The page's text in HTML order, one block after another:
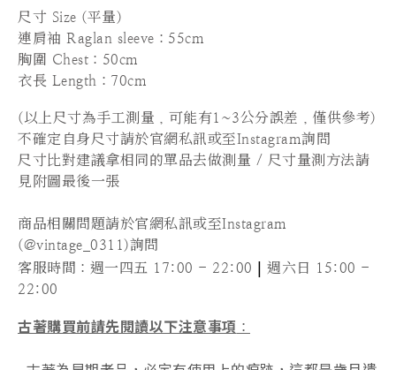
尺寸 Size (平量)
連肩袖 Raglan sleeve：55cm
胸圍 Chest ：50cm
衣長 Length：70cm
(以上尺寸為手工測量，可能有1~3公分誤差，僅供參考)
不確定自身尺寸請於官網私訊或至Instagram詢問
尺寸比對建議拿相同的單品去做測量 / 尺寸量測方法請
見附圖最後一張
商品相關問題請於官網私訊或至Instagram
(@vintage_0311)詢問
客服時間 ：週一四五 17:00 - 22:00 | 週六日 15:00 -
22:00
古著購買前請先閱讀以下注意事項 ：